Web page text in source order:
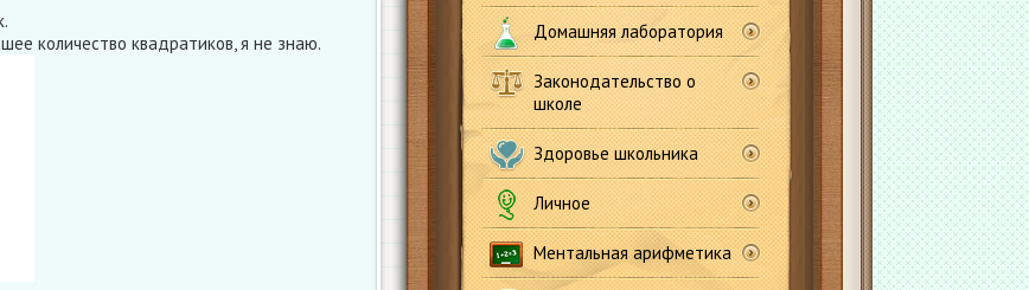
Домашняя лаборатория
Законодательство о
школе
Здоровье школьника
Личное
Ментальная арифметика
количество квадратиков, я не знаю.